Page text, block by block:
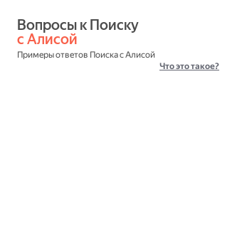
с Алисой
Примеры ответов Поиска с Алисой
Что это такое?